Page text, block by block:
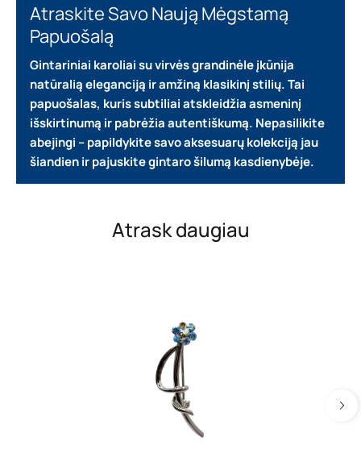
Atraskite Savo Naują Mėgstamą
Papuošalą
Gintariniai karoliai su virvės grandinėle įkūnija
natūralią eleganciją ir amžiną klasikinį stilių.Tai
papuošalas, kuris subtiliai atskleidžia asmeninį
išskirtinumą ir pabrėžia autentiškumą. Nepasilikite
abejingi – papildykite savo aksesuarų kolekciją jau
šiandien ir pajuskite gintaro šilumą kasdienybėje.
Atrask daugiau